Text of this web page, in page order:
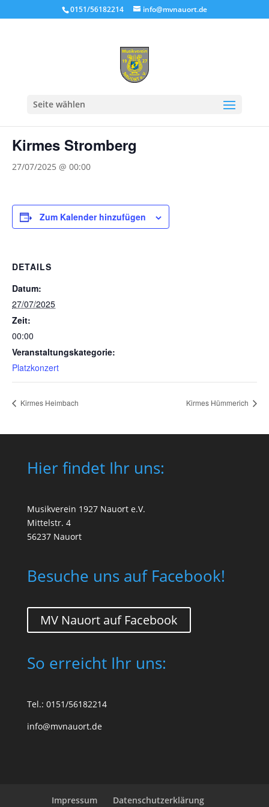
0151/56182214 info@mvnauort.de
Seite wählen
Diese Veranstaltung hat bereits stattgefunden.
Kirmes Stromberg
27/07/2025 @ 00:00
Zum Kalender hinzufügen
DETAILS
Datum:
27/07/2025
Zeit:
00:00
Veranstaltungskategorie:
Platzkonzert
Kirmes Heimbach Kirmes Hümmerich
Hier findet Ihr uns:
Musikverein 1927 Nauort e.V.
Mittelstr. 4
56237 Nauort
Besuche uns auf Facebook!
MV Nauort auf Facebook
So erreicht Ihr uns:
Tel.: 0151/56182214
info@mvnauort.de
Impressum Datenschutzerklärung